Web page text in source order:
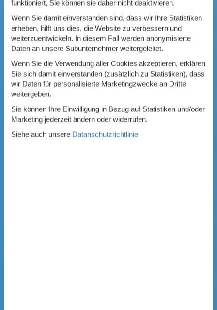
funktioniert, Sie können sie daher nicht deaktivieren.
Wenn Sie damit einverstanden sind, dass wir Ihre Statistiken
erheben, hilft uns dies, die Website zu verbessern und
weiterzuentwickeln. In diesem Fall werden anonymisierte
Daten an unsere Subunternehmer weitergeleitet.
Wenn Sie die Verwendung aller Cookies akzeptieren, erklären
Sie sich damit einverstanden (zusätzlich zu Statistiken), dass
wir Daten für personalisierte Marketingzwecke an Dritte
weitergeben.
Sie können Ihre Einwilligung in Bezug auf Statistiken und/oder
Marketing jederzeit ändern oder widerrufen.
Siehe auch unsere Datanschutzrichtlinie